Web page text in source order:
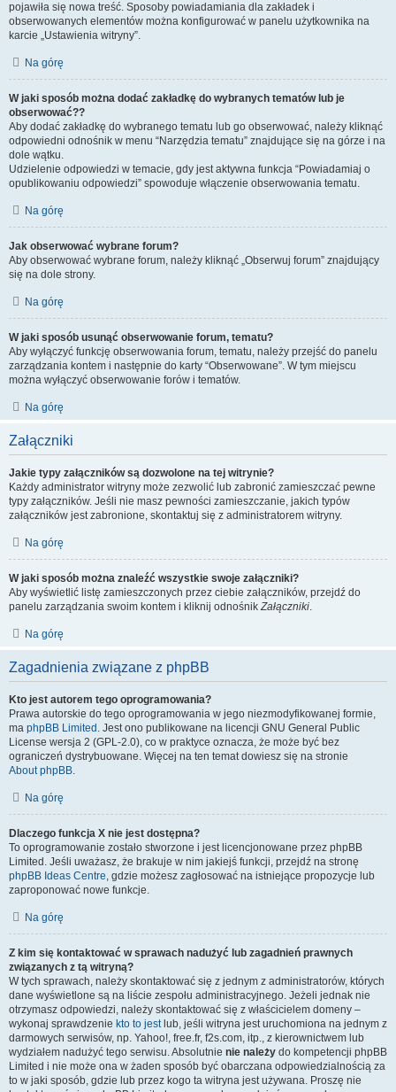
pojawiła się nowa treść. Sposoby powiadamiania dla zakładek i
obserwowanych elementów można konfigurować w panelu użytkownika na
karcie „Ustawienia witryny”.
Na górę
W jaki sposób można dodać zakładkę do wybranych tematów lub je
obserwować??
Aby dodać zakładkę do wybranego tematu lub go obserwować, należy kliknąć
odpowiedni odnośnik w menu “Narzędzia tematu” znajdujące się na górze i na
dole wątku.
Udzielenie odpowiedzi w temacie, gdy jest aktywna funkcja “Powiadamiaj o
opublikowaniu odpowiedzi” spowoduje włączenie obserwowania tematu.
Na górę
Jak obserwować wybrane forum?
Aby obserwować wybrane forum, należy kliknąć „Obserwuj forum” znajdujący
się na dole strony.
Na górę
W jaki sposób usunąć obserwowanie forum, tematu?
Aby wyłączyć funkcję obserwowania forum, tematu, należy przejść do panelu
zarządzania kontem i następnie do karty “Obserwowane”. W tym miejscu
można wyłączyć obserwowanie forów i tematów.
Na górę
Załączniki
Jakie typy załączników są dozwolone na tej witrynie?
Każdy administrator witryny może zezwolić lub zabronić zamieszczać pewne
typy załączników. Jeśli nie masz pewności zamieszczanie, jakich typów
załączników jest zabronione, skontaktuj się z administratorem witryny.
Na górę
W jaki sposób można znaleźć wszystkie swoje załączniki?
Aby wyświetlić listę zamieszczonych przez ciebie załączników, przejdź do
panelu zarządzania swoim kontem i kliknij odnośnikZałączniki.
Na górę
Zagadnienia związane z phpBB
Kto jest autorem tego oprogramowania?
Prawa autorskie do tego oprogramowania w jego niezmodyfikowanej formie,
ma phpBB Limited . Jest ono publikowane na licencji GNU General Public
License wersja 2 (GPL-2.0), co w praktyce oznacza, że może być bez
ograniczeń dystrybuowane. Więcej na ten temat dowiesz się na stronie
About phpBB.
Na górę
Dlaczego funkcja X nie jest dostępna?
To oprogramowanie zostało stworzone i jest licencjonowane przez phpBB
Limited. Jeśli uważasz, że brakuje w nim jakiejś funkcji, przejdź na stronę
phpBB Ideas Centre, gdzie możesz zagłosować na istniejące propozycje lub
zaproponować nowe funkcje.
Na górę
Z kim się kontaktować w sprawach nadużyć lub zagadnień prawnych
związanych z tą witryną?
W tych sprawach, należy skontaktować się z jednym z administratorów, których
dane wyświetlone są na liście zespołu administracyjnego. Jeżeli jednak nie
otrzymasz odpowiedzi, należy skontaktować się z właścicielem domeny –
wykonaj sprawdzenie kto to jestlub, jeśli witryna jest uruchomiona na jednym z
darmowych serwisów, np. Yahoo!, free.fr, f2s.com, itp., z kierownictwem lub
wydziałem nadużyć tego serwisu. Absolutnie nie należy do kompetencji phpBB
Limited i nie może ona w żaden sposób być obarczana odpowiedzialnością za
to w jaki sposób, gdzie lub przez kogo ta witryna jest używana. Proszę nie